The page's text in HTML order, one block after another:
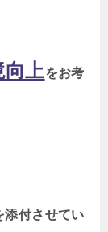
上をお考
添付させてい